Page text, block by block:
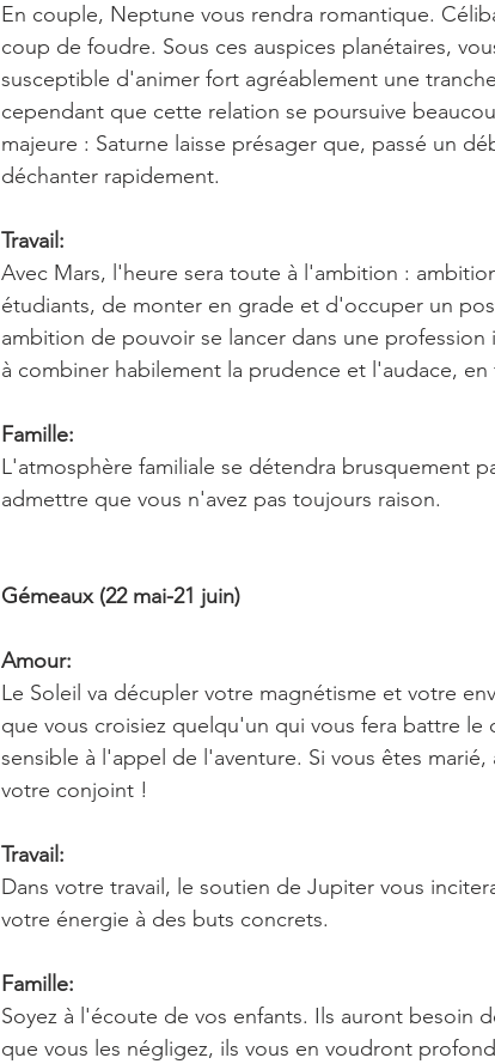
En couple, Neptune vous rendra romantique.
coup de foudre. Sous ces auspices planétaires,
susceptible d'animer fort agréablement une
cependant que cette relation se poursuive
majeure : Saturne laisse présager que, passé un
déchanter rapidement.
Travail:
Avec Mars, l'heure sera toute à l'ambition :
étudiants, de monter en grade et d'occuper un
ambition de pouvoir se lancer dans une
à combiner habilement la prudence et l'audace,
Famille:
L'atmosphère familiale se détendra brusquement
admettre que vous n'avez pas toujours raison.
Gémeaux (22 mai-21 juin)
Amour:
Le Soleil va décupler votre magnétisme et votre
que vous croisiez quelqu'un qui vous fera battre le
sensible à l'appel de l'aventure. Si vous êtes
votre conjoint !
Travail:
Dans votre travail, le soutien de Jupiter vous
votre énergie à des buts concrets.
Famille:
Soyez à l'écoute de vos enfants. Ils auront besoin
que vous les négligez, ils vous en voudront